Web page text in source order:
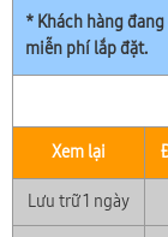
* Khách hàng
miễn phí lắp đặt.
Xem lại
Lưu trữ 1 ngày